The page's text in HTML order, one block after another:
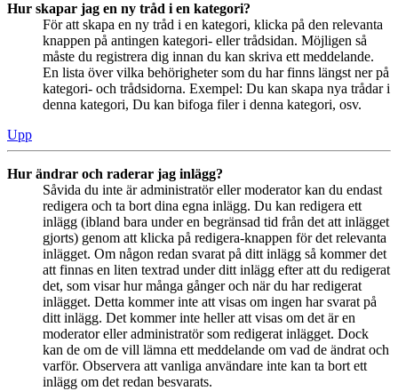
Hur skapar jag en ny tråd i en kategori?
För att skapa en ny tråd i en kategori, klicka på den relevanta
knappen på antingen kategori- eller trådsidan. Möjligen så
måste du registrera dig innan du kan skriva ett meddelande.
En lista över vilka behörigheter som du har finns längst ner på
kategori- och trådsidorna. Exempel: Du kan skapa nya trådar i
denna kategori, Du kan bifoga filer i denna kategori, osv.
Upp
Hur ändrar och raderar jag inlägg?
Såvida du inte är administratör eller moderator kan du endast
redigera och ta bort dina egna inlägg. Du kan redigera ett
inlägg (ibland bara under en begränsad tid från det att inlägget
gjorts) genom att klicka på redigera-knappen för det relevanta
inlägget. Om någon redan svarat på ditt inlägg så kommer det
att finnas en liten textrad under ditt inlägg efter att du redigerat
det, som visar hur många gånger och när du har redigerat
inlägget. Detta kommer inte att visas om ingen har svarat på
ditt inlägg. Det kommer inte heller att visas om det är en
moderator eller administratör som redigerat inlägget. Dock
kan de om de vill lämna ett meddelande om vad de ändrat och
varför. Observera att vanliga användare inte kan ta bort ett
inlägg om det redan besvarats.